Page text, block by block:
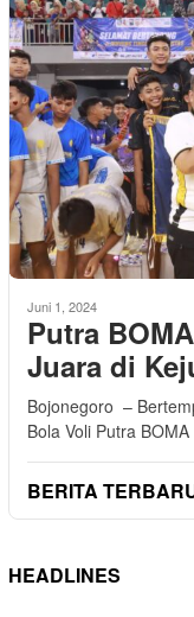
Juni 1, 2024
Putra
Juara di
Bojonegoro –
Bola Voli Putra
BERITA
HEADLINES